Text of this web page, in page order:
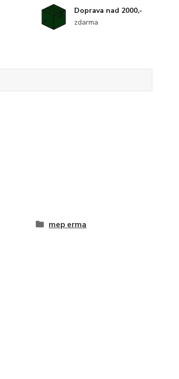
Doprava nad 2000,-
zdarma
mep erma